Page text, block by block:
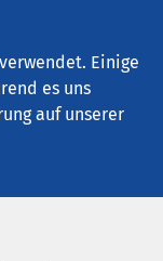
Einige
es uns
auf unserer
Nachrichten